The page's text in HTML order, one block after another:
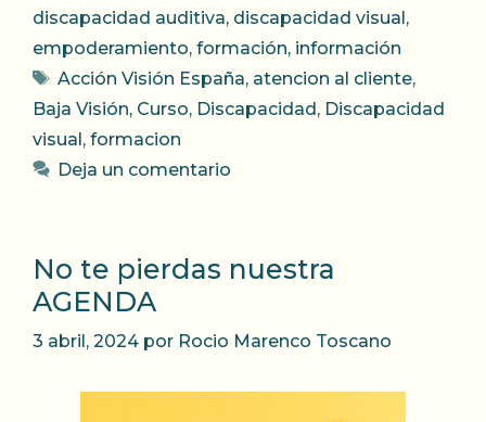
discapacidad auditiva, discapacidad visual ,
empoderamiento, formación, información
Etiquetas
Acción Visión España, atencion al cliente,
Baja Visión, Curso, Discapacidad , Discapacidad
visual , formacion
Deja un comentario
No te pierdas nuestra
AGENDA
3 abril, 2024 por Rocio Marenco Toscano